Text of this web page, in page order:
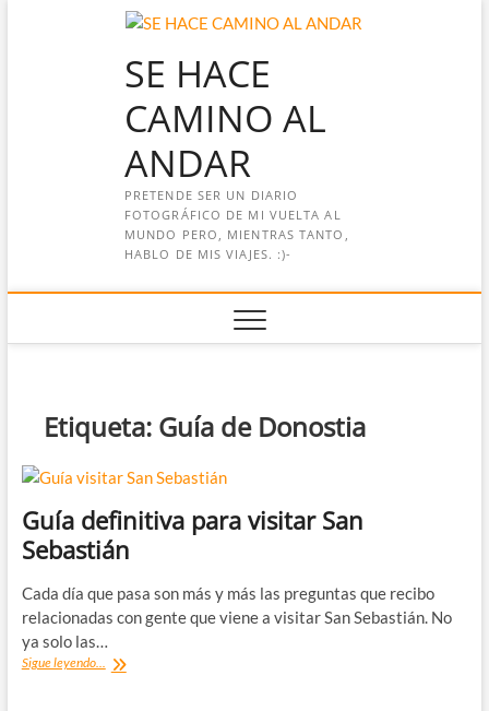
SE HACE
CAMINO AL
ANDAR
PRETENDE SER UN DIARIO
FOTOGRÁFICO DE MI VUELTA AL
MUNDO PERO, MIENTRAS TANTO,
HABLO DE MIS VIAJES. :)-
Etiqueta: Guía de Donostia
Guía definitiva para visitar San
Sebastián
Cada día que pasa son más y más las preguntas que recibo
relacionadas con gente que viene a visitar San Sebastián. No
ya solo las…
Sigue leyendo... Guía